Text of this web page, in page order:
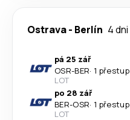
Ostrava- Berlín 4 dni
pá 25 zář
OSR-BER· 1 přestup
LOT
po 28 zář
BER-OSR· 1 přestup
LOT